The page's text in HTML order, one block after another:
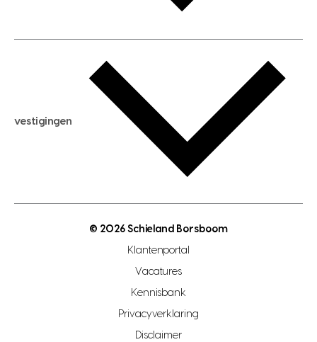
aankoopadvies
verkoopadvies
hypotheekadvies
hypotheek berekenen
maximale hypotheek berekenen
hypotheek bespaarcheck
gratis zoekprofiel aanmaken
open woningwaarde dag
vestigingen
makelaar regio zoetermeer
hypotheekshop regio den haag
hypotheekshop regio rotterdam
© 2026 Schieland Borsboom
Klantenportal
Vacatures
Kennisbank
Privacyverklaring
Disclaimer